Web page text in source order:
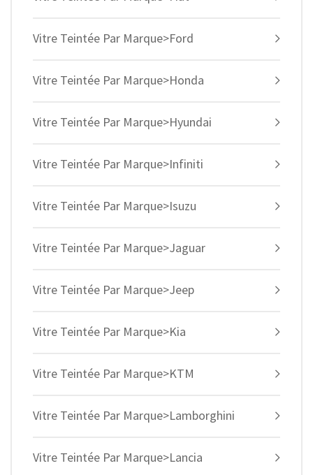
Vitre Teintée Par Marque>Ford
Vitre Teintée Par Marque>Honda
Vitre Teintée Par Marque>Hyundai
Vitre Teintée Par Marque>Infiniti
Vitre Teintée Par Marque>Isuzu
Vitre Teintée Par Marque>Jaguar
Vitre Teintée Par Marque>Jeep
Vitre Teintée Par Marque>Kia
Vitre Teintée Par Marque>KTM
Vitre Teintée Par Marque>Lamborghini
Vitre Teintée Par Marque>Lancia